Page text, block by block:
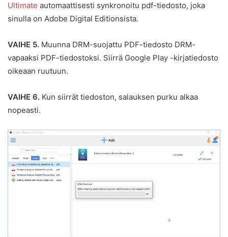
Ultimate automaattisesti synkronoitu pdf-tiedosto, joka
sinulla on Adobe Digital Editionsista.
VAIHE 5. Muunna DRM-suojattu PDF-tiedosto DRM-
vapaaksi PDF-tiedostoksi. Siirrä Google Play -kirjatiedosto
oikeaan ruutuun.
VAIHE 6. Kun siirrät tiedoston, salauksen purku alkaa
nopeasti.